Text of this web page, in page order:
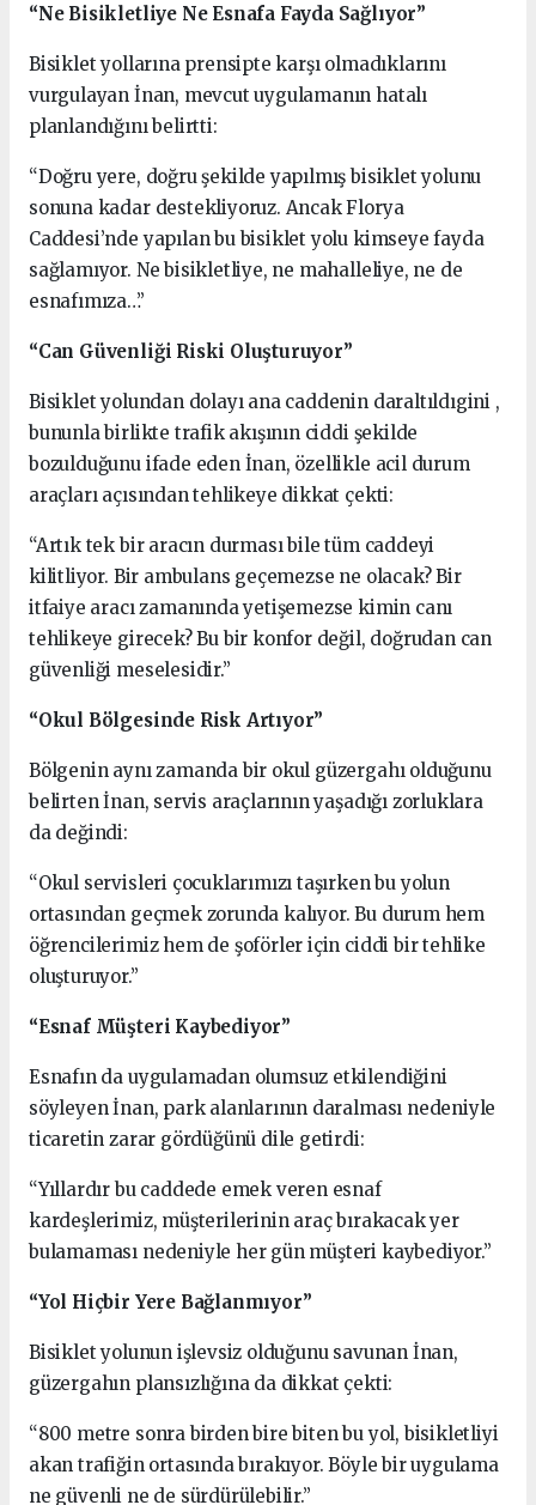
“Ne Bisikletliye Ne Esnafa Fayda Sağlıyor”
Bisiklet yollarına prensipte karşı olmadıklarını
vurgulayan İnan, mevcut uygulamanın hatalı
planlandığını belirtti:
“Doğru yere, doğru şekilde yapılmış bisiklet yolunu
sonuna kadar destekliyoruz. Ancak Florya
Caddesi’nde yapılan bu bisiklet yolu kimseye fayda
sağlamıyor. Ne bisikletliye, ne mahalleliye, ne de
esnafımıza…”
“Can Güvenliği Riski Oluşturuyor”
Bisiklet yolundan dolayı ana caddenin daraltıldıgini ,
bununla birlikte trafik akışının ciddi şekilde
bozulduğunu ifade eden İnan, özellikle acil durum
araçları açısından tehlikeye dikkat çekti:
“Artık tek bir aracın durması bile tüm caddeyi
kilitliyor. Bir ambulans geçemezse ne olacak? Bir
itfaiye aracı zamanında yetişemezse kimin canı
tehlikeye girecek? Bu bir konfor değil, doğrudan can
güvenliği meselesidir.”
“Okul Bölgesinde Risk Artıyor”
Bölgenin aynı zamanda bir okul güzergahı olduğunu
belirten İnan, servis araçlarının yaşadığı zorluklara
da değindi:
“Okul servisleri çocuklarımızı taşırken bu yolun
ortasından geçmek zorunda kalıyor. Bu durum hem
öğrencilerimiz hem de şoförler için ciddi bir tehlike
oluşturuyor.”
“Esnaf Müşteri Kaybediyor”
Esnafın da uygulamadan olumsuz etkilendiğini
söyleyen İnan, park alanlarının daralması nedeniyle
ticaretin zarar gördüğünü dile getirdi:
“Yıllardır bu caddede emek veren esnaf
kardeşlerimiz, müşterilerinin araç bırakacak yer
bulamaması nedeniyle her gün müşteri kaybediyor.”
“Yol Hiçbir Yere Bağlanmıyor”
Bisiklet yolunun işlevsiz olduğunu savunan İnan,
güzergahın plansızlığına da dikkat çekti:
“800 metre sonra birden bire biten bu yol, bisikletliyi
akan trafiğin ortasında bırakıyor. Böyle bir uygulama
ne güvenli ne de sürdürülebilir.”